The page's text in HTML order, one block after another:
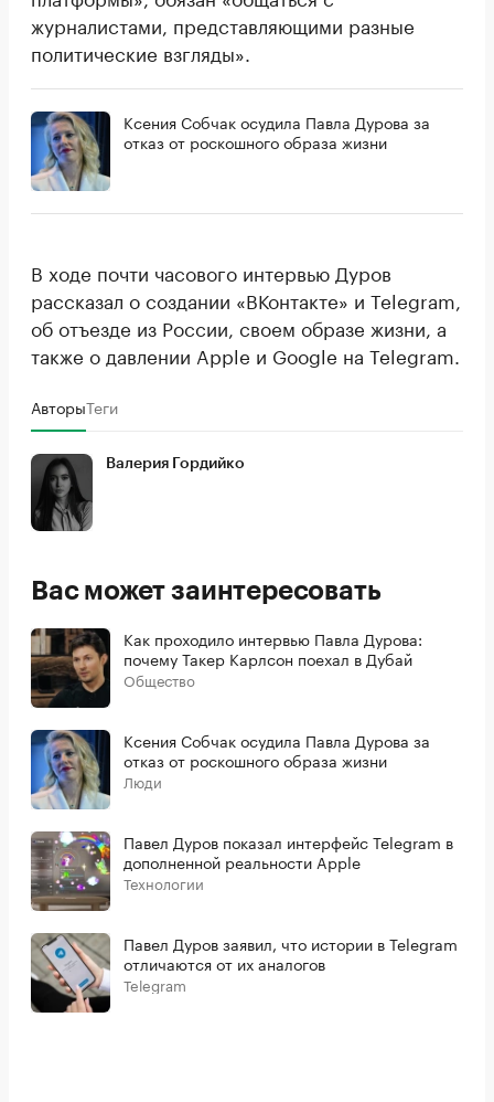
журналистами, представляющими разные
политические взгляды».
Ксения Собчак осудила Павла Дурова за
отказ от роскошного образа жизни
В ходе почти часового интервью Дуров
рассказал о создании «ВКонтакте» и Telegram,
об отъезде из России, своем образе жизни, а
также о давлении Apple и Google на Telegram.
АвторыТеги
Валерия Гордийко
Вас может заинтересовать
Как проходило интервью Павла Дурова:
почему Такер Карлсон поехал в Дубай
Общество
Ксения Собчак осудила Павла Дурова за
отказ от роскошного образа жизни
Люди
Павел Дуров показал интерфейс Telegram в
дополненной реальности Apple
Технологии
Павел Дуров заявил, что истории в Telegram
отличаются от их аналогов
Telegram